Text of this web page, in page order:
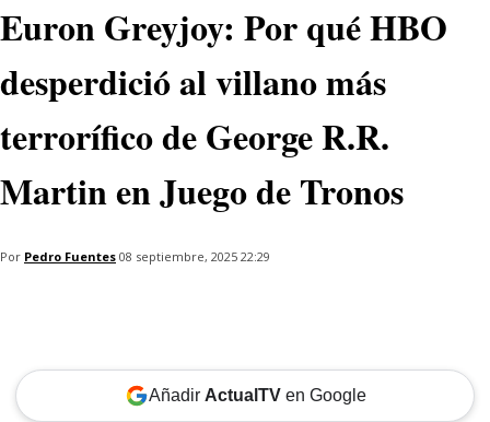
Euron Greyjoy: Por qué HBO
desperdició al villano más
terrorífico de George R.R.
Martin en Juego de Tronos
Por Pedro Fuentes 08 septiembre, 2025 22:29
Añadir ActualTVen Google